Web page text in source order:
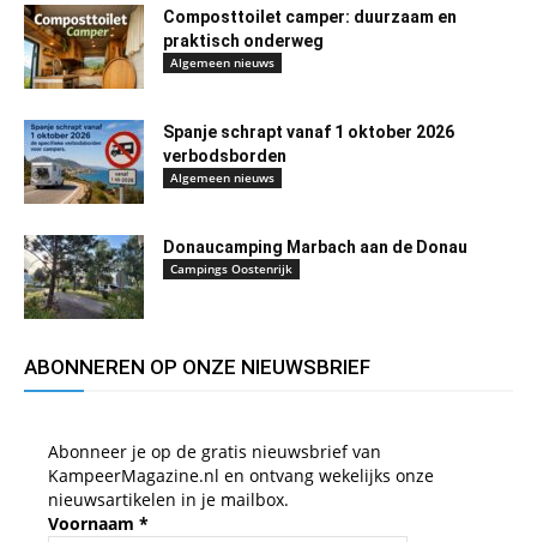
Composttoilet camper: duurzaam en
praktisch onderweg
Algemeen nieuws
Spanje schrapt vanaf 1 oktober 2026
verbodsborden
Algemeen nieuws
Donaucamping Marbach aan de Donau
Campings Oostenrijk
ABONNEREN OP ONZE NIEUWSBRIEF
Abonneer je op de gratis nieuwsbrief van
KampeerMagazine.nl en ontvang wekelijks onze
nieuwsartikelen in je mailbox.
Voornaam *